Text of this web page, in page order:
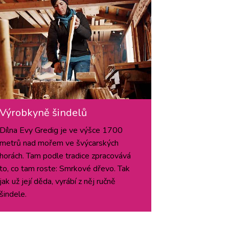
Výrobkyně šindelů
Dílna Evy Gredig je ve výšce 1700
metrů nad mořem ve švýcarských
horách. Tam podle tradice zpracovává
to, co tam roste: Smrkové dřevo. Tak
jak už její děda, vyrábí z něj ručně
šindele.